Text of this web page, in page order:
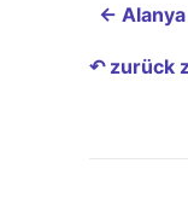
←
↶ zurück